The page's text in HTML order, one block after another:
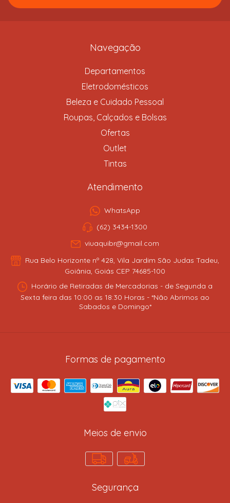
Navegação
Departamentos
Eletrodomésticos
Beleza e Cuidado Pessoal
Roupas, Calçados e Bolsas
Ofertas
Outlet
Tintas
Atendimento
WhatsApp
(62) 3434-1300
viuaquibr@gmail.com
Rua Belo Horizonte nº 428, Vila Jardim São Judas Tadeu,
Goiânia, Goiás CEP 74685-100
Horário de Retiradas de Mercadorias - de Segunda a
Sexta feira das 10:00 as 18:30 Horas - *Não Abrimos ao
Sabados e Domingo*
Formas de pagamento
Meios de envio
Segurança